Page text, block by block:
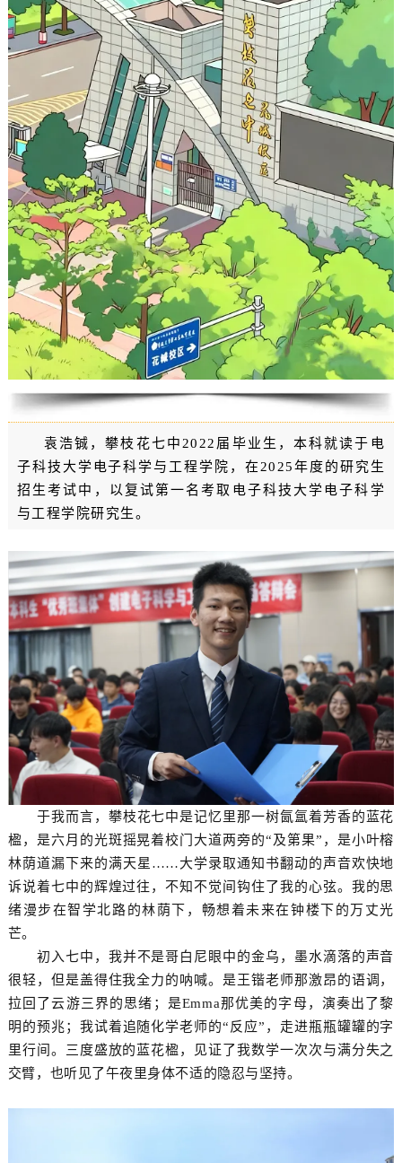
袁浩铖，攀枝花七中2022届毕业生，本科就读于电
子科技大学电子科学与工程学院，在2025年度的研究生
招生考试中，以复试第一名考取电子科技大学电子科学
与工程学院研究生。
于我而言，攀枝花七中是记忆里那一树氤氲着芳香的蓝花
楹，是六月的光斑摇晃着校门大道两旁的“及第果”，是小叶榕
林荫道漏下来的满天星……大学录取通知书翻动的声音欢快地
诉说着七中的辉煌过往，不知不觉间钩住了我的心弦。我的思
绪漫步在智学北路的林荫下，畅想着未来在钟楼下的万丈光
芒。
初入七中，我并不是哥白尼眼中的金乌，墨水滴落的声音
很轻，但是盖得住我全力的呐喊。是王锴老师那激昂的语调，
拉回了云游三界的思绪；是Emma那优美的字母，演奏出了黎
明的预兆；我试着追随化学老师的“反应”，走进瓶瓶罐罐的字
里行间。三度盛放的蓝花楹，见证了我数学一次次与满分失之
交臂，也听见了午夜里身体不适的隐忍与坚持。